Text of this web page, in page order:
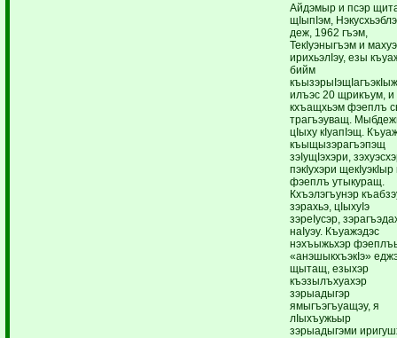
Айдэмыр и псэр
щIыпIэм, Нэкусхьэблэ
деж, 1962 гъэм,
ТекIуэныгъэм и
ирихьэлIэу, езы
бийм
илъэс 20 щрикъум, и
кхъащхьэм фэеплъ
трагъэуващ.
цIыху кIуапIэщ.
къыщызэрагъэпэщ
зэIущIэхэри,
пэкIухэри
фэеплъ утыкуращ.
Кхъэлэгъунэр
зэрахьэ, цIыхуIэ
зэреIусэр,
наIуэу. Къуажэдэс
нэхъыжьхэр
«анэшыкхъэкIэ»
щытащ, езыхэр
къэзылъхуахэр
зэрыадыгэр
ямыгъэгъуащэу, я
лIыхъужьыр
зэрыадыгэми